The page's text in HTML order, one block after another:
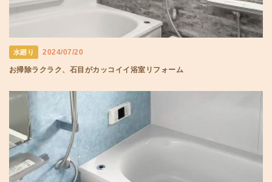
水廻り 2024/07/20
お掃除ラクラク、石目がカッコイイ浴室リフォーム